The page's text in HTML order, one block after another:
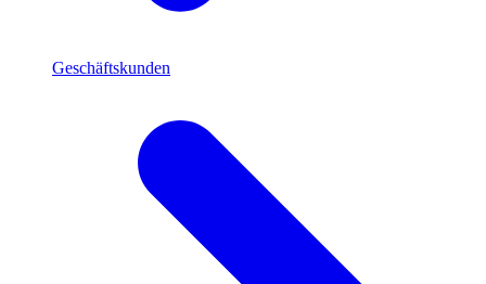
Geschäftskunden